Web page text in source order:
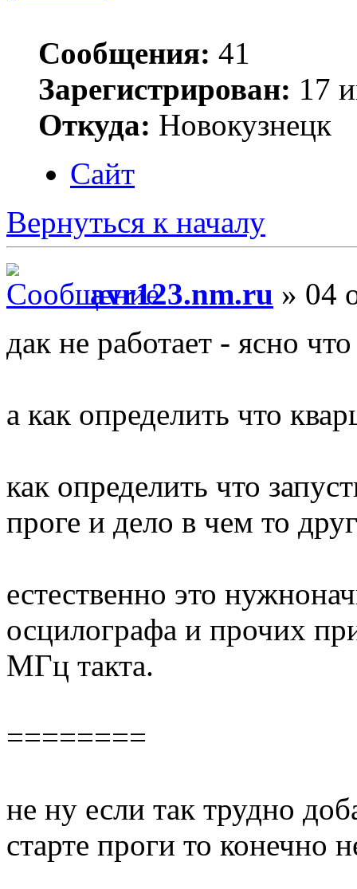
Сообщения: 41
Зарегистрирован: 17
Откуда: Новокузнецк
Сайт
Вернуться к началу
avr123.nm.ru » 04
дак не работает - ясно
а как определить что
как определить что
проге и дело в чем то
естественно это
осцилографа и прочих
МГц такта.
========
не ну если так трудно
старте проги то конечно